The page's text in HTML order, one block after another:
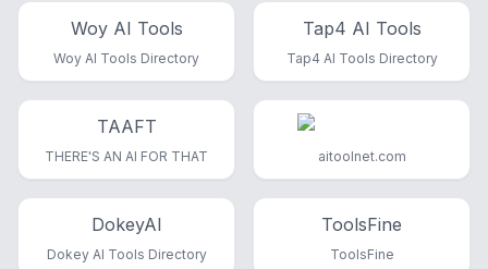
Woy AI Tools
Woy AI Tools Directory
Tap4 AI Tools
Tap4 AI Tools Directory
TAAFT
THERE'S AN AI FOR THAT aitoolnet.com
DokeyAI
Dokey AI Tools Directory
ToolsFine
ToolsFine